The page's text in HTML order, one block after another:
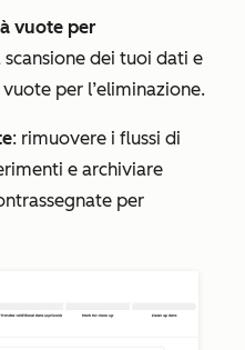
vuote per
scansione dei tuoi dati e
per l’eliminazione.
: rimuovere i flussi di
e archiviare
per